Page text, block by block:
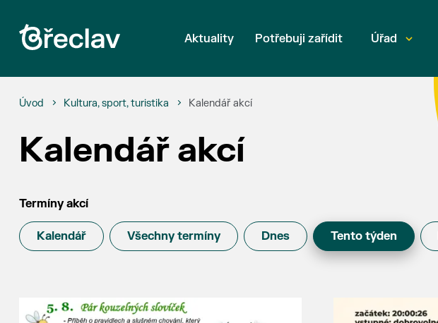
Aktuality Potřebuji zařídit Úřad
Úvod Kultura, sport, turistika Kalendář akcí
Kalendář akcí
Termíny akcí
Kalendář Všechny termíny Dnes Tento týden